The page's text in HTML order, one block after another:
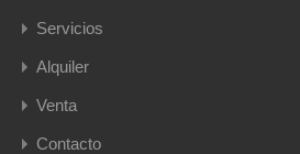
Servicios
Alquiler
Venta
Contacto